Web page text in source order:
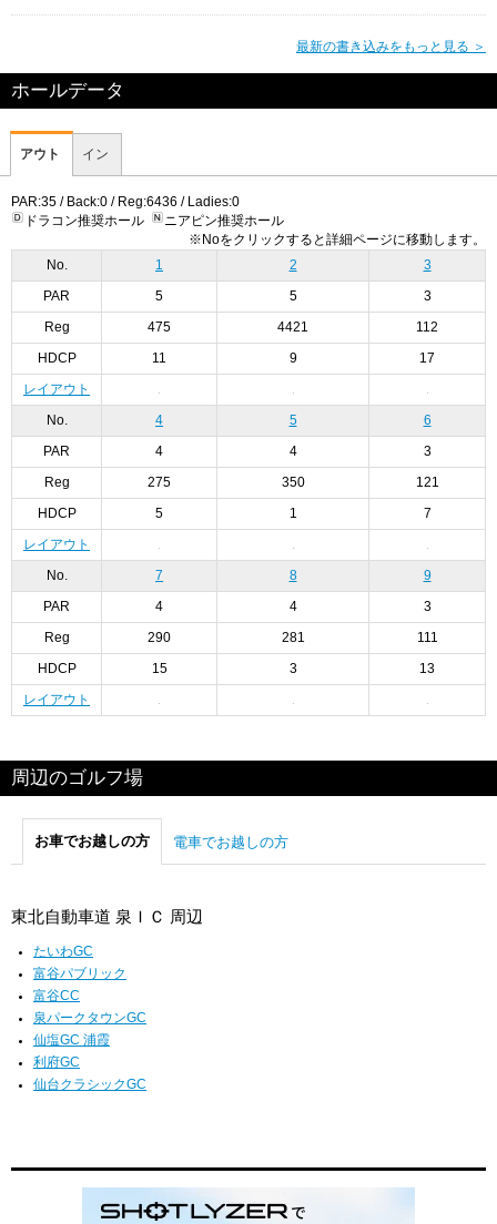
最新の書き込みをもっと見る ＞
ホールデータ
アウト イン
PAR:35 / Back:0 / Reg:6436 / Ladies:0
ドラコン推奨ホール
ニアピン推奨ホール
※Noをクリックすると詳細ページに移動します。
No.
1 2 3
PAR 5 5 3
Reg 475 4421 112
HDCP 11 9 17
レイアウト
No. 4 5 6
PAR 4 4 3
Reg 275 350 121
HDCP 5 1 7
レイアウト
No. 7 8 9
PAR 4 4 3
Reg 290 281 111
HDCP 15 3 13
レイアウト
周辺のゴルフ場
お車でお越しの方 電車でお越しの方
東北自動車道 泉ＩＣ 周辺
たいわGC
富谷パブリック
富谷CC
泉パークタウンGC
仙塩GC 浦霞
利府GC
仙台クラシックGC